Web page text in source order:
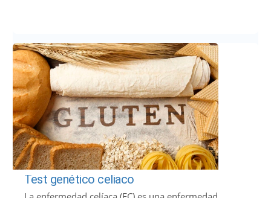
Test genético celiaco